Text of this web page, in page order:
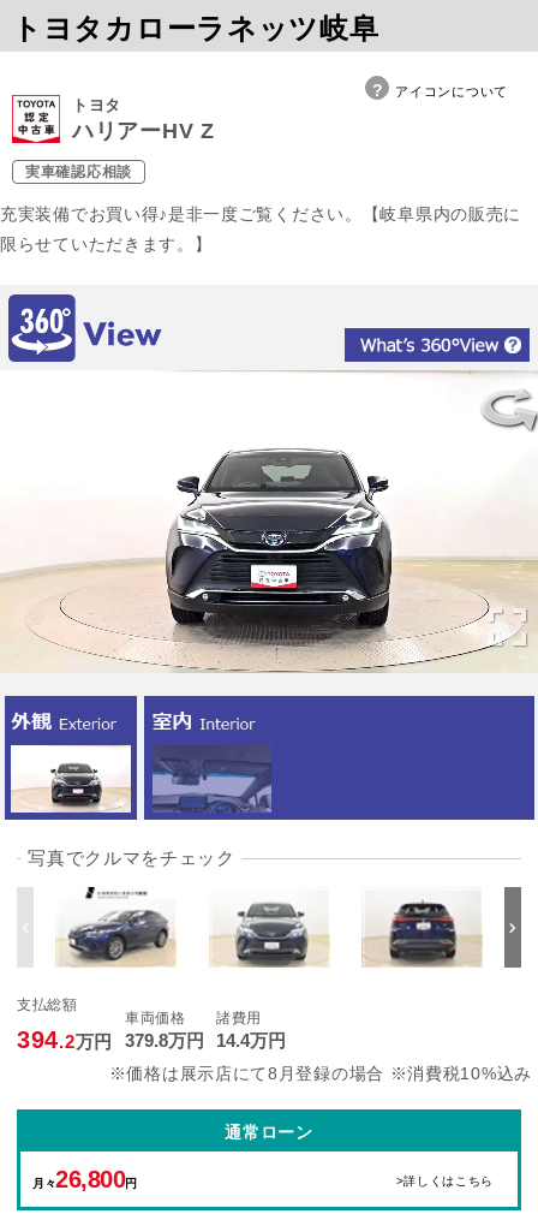
トヨタカローラネッツ岐阜
アイコンについて
トヨタ
ハリアーHV Z
実車確認応相談
充実装備でお買い得♪是非一度ご覧ください。【岐阜県内の販売に
限らせていただきます。】
写真でクルマをチェック
支払総額
394.2万円
車両価格
379.8万円
諸費用
14.4万円
※価格は展示店にて8月登録の場合 ※消費税10%込み
通常ローン
月々26,800円 >詳しくはこちら